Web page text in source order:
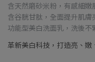
含天然磨砂米粉，有感細嫩
含谷胱甘肽，全面提升肌膚
功能型美白洗面乳，洗後不
革新美白科技，打造亮、嫩